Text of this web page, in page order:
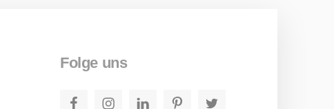
Folge uns
FacebookInstagramLinkedInPinterestTwitter